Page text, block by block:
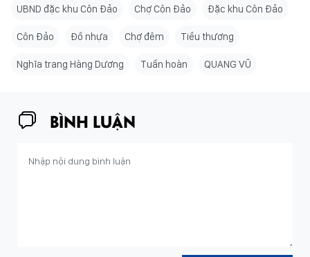
UBND đặc khu Côn Đảo Chợ Côn Đảo Đặc khu Côn Đảo
Côn Đảo Đồ nhựa Chợ đêm Tiểu thương
Nghĩa trang Hàng Dương Tuần hoàn QUANG VŨ
BÌNH LUẬN